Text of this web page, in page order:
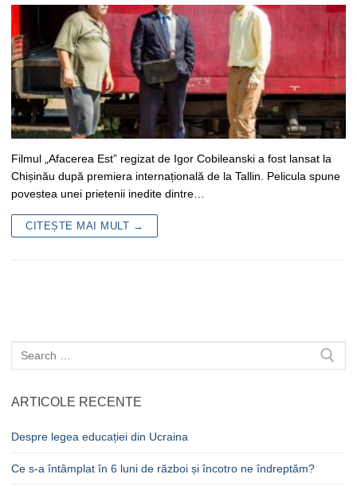
Filmul „Afacerea Est” regizat de Igor Cobileanski a fost lansat la
Chișinău după premiera internațională de la Tallin. Pelicula spune
povestea unei prietenii inedite dintre…
CITEȘTE MAI MULT →
Caută
după:
ARTICOLE RECENTE
Despre legea educației din Ucraina
Ce s-a întâmplat în 6 luni de război și încotro ne îndreptăm?